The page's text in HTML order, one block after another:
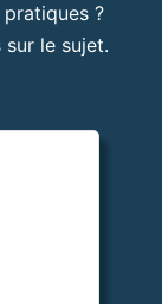
?
le sujet.